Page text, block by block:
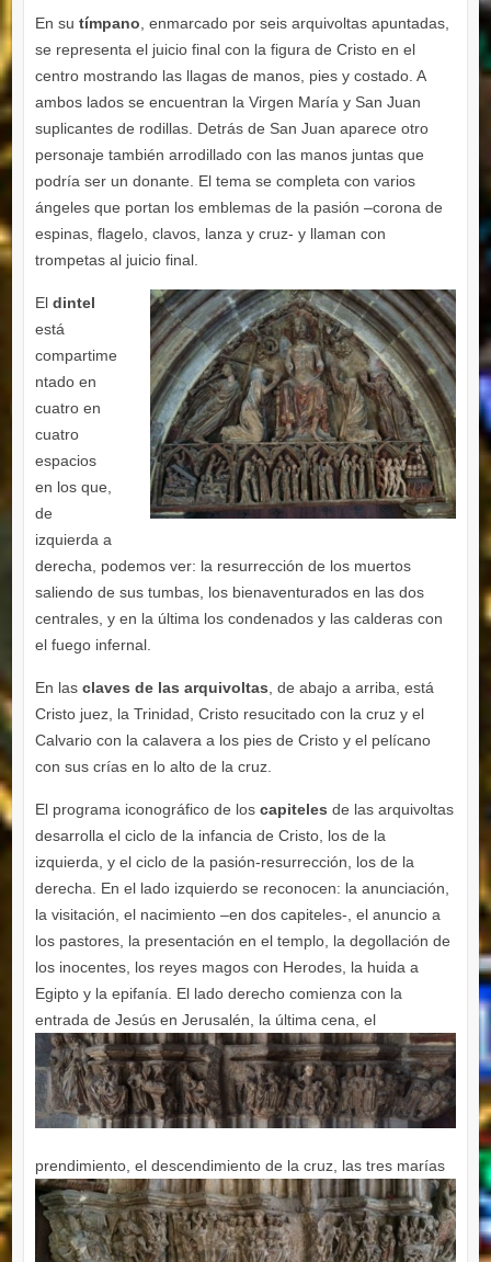
En su tímpano , enmarcado por seis arquivoltas apuntadas,
se representa el juicio final con la figura de Cristo en el
centro mostrando las llagas de manos, pies y costado. A
ambos lados se encuentran la Virgen María y San Juan
suplicantes de rodillas. Detrás de San Juan aparece otro
personaje también arrodillado con las manos juntas que
podría ser un donante. El tema se completa con varios
ángeles que portan los emblemas de la pasión –corona de
espinas, flagelo, clavos, lanza y cruz- y llaman con
trompetas al juicio final.
El dintel
está
compartime
ntado en
cuatro en
cuatro
espacios
en los que,
de
izquierda a
derecha, podemos ver: la resurrección de los muertos
saliendo de sus tumbas, los bienaventurados en las dos
centrales, y en la última los condenados y las calderas con
el fuego infernal.
En las claves de las arquivoltas , de abajo a arriba, está
Cristo juez, la Trinidad, Cristo resucitado con la cruz y el
Calvario con la calavera a los pies de Cristo y el pelícano
con sus crías en lo alto de la cruz.
El programa iconográfico de los capiteles de las arquivoltas
desarrolla el ciclo de la infancia de Cristo, los de la
izquierda, y el ciclo de la pasión-resurrección, los de la
derecha. En el lado izquierdo se reconocen: la anunciación,
la visitación, el nacimiento –en dos capiteles-, el anuncio a
los pastores, la presentación en el templo, la degollación de
los inocentes, los reyes magos con Herodes, la huida a
Egipto y la epifanía. El lado derecho comienza con la
entrada de Jesús en Jerusalén, la última cena, el
prendimiento, el descendimiento de la cruz, las tres marías